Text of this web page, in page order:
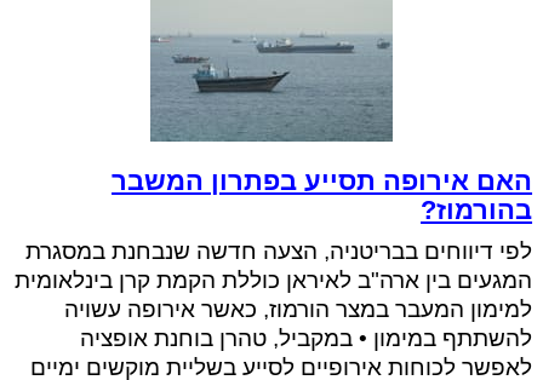
האם אירופה תסייע בפתרון המשבר
בהורמוז?
לפי דיווחים בבריטניה, הצעה חדשה שנבחנת במסגרת
המגעים בין ארה"ב לאיראן כוללת הקמת קרן בינלאומית
למימון המעבר במצר הורמוז, כאשר אירופה עשויה
להשתתף במימון • במקביל, טהרן בוחנת אופציה
לאפשר לכוחות אירופיים לסייע בשליית מוקשים ימיים